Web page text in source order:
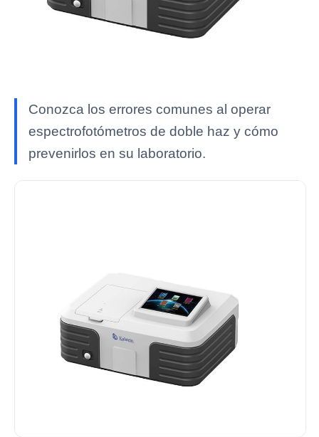
Conozca los errores comunes al operar
espectrofotómetros de doble haz y cómo
prevenirlos en su laboratorio.